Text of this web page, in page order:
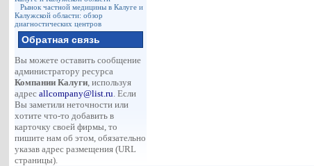
Рынок частной медицины в Калуге и
Калужской области: обзор
диагностических центров
Обратная связь
Вы можете оставить сообщение
администратору ресурса
Компании Калуги, используя
адресallcompany@list.ru. Если
Вы заметили неточности или
хотите что-то добавить в
карточку своей фирмы, то
пишите нам об этом, обязательно
указав адрес размещения (URL
страницы).